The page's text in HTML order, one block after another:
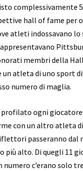
complessivamente
hall of fame per
atleti indossavano lo
membri della
un atleta di uno sport
numero di maglia.
ogni giocatore
con un altro atleta
passeranno dal
più alto. Di quegli 11
numero c’erano solo